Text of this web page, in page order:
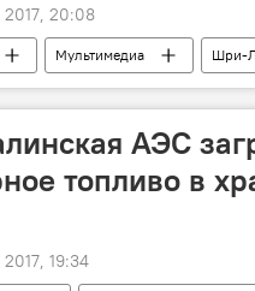
20:08
Мультимедиа Шри-
АЭС
топливо в
19:34